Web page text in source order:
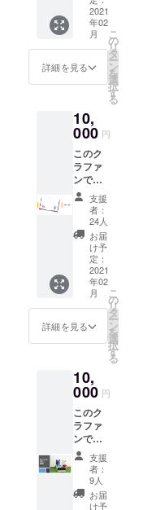
の上、
支援を
お願い
いたし
ます。
のクラ
ウド
ファン
ディン
グで
は、支
ターン
になり
ますの
で、一
般に販
売され
ている
物より
高くな
ります
ことを
ご了承
の上、
支援を
お願い
いたし
ます。
い。
fromao
ooさん
の素敵
なス
トー
リー、
プトな
どにつ
いて、
詳細は
HPで！
展示会
もあり
ます。
https://f
romaoo
o.store
s.jp な
お、こ
のクラ
ウド
ファン
ディン
グで
ねたリ
ターン
になり
ますの
で、一
般に販
売され
ている
物より
高くな
ります
や植物
が囲ん
でいま
しょ
う？ 色
赤の2
色。ど
ちらが
良いか
備考欄
に記入
してく
ださい
ね。 発
送は
NPO法
人Re
ジョブ
大阪か
らいた
す。 な
お、在
係で、
発送が
遅れる
ものも
ありま
す。あ
らかじ
めご了
承くだ
さい。
以下
す。
ベー
シック
デザイ
白、
黒、ネ
ワイン
レッ
ド、マ
スター
ド、ラ
イトブ
ルー、
レー、
モスグ
リー
ン、ピ
ンク、
生成
リーン
の11
ディー
スの白
とネイ
ビーの2
色から
お好き
な色を
選べま
す。
ベー
画配信
サイト
での
URLを
お伝え
になり
ますの
ンター
ネット
で動画
配信サ
イトが
見られ
る環境
である
ことが
条件と
なりま
す。た
動画は
不要、
いとい
う場合
は、備
考欄に
その旨
を記載
してく
ださ
い。 な
お、こ
また、
講演内
容は、
高次脳
機能障
限りま
す。 講
は60分
程度で
お願い
しま
す。 講
演開催
期間：
2021年
6月まで
会を主
催する
権利1回
分で
す。 講
演はオ
いま
す。 打
ち合わ
せは
NPO法
人Re
ジョブ
大阪を
通じて
メール
で行い
ます。
また、
講演内
容は、
高次脳
機能障
限りま
す。 講
は60分
程度で
お願い
しま
す。 講
演開催
期間：
2021年
2021
年02
月
詳細を見る
こ
の
リ
タ
ー
ン
を
選
択
す
る
10,
000 円
このク
ラファ
ンで作
る冊子1
年分 こ
のクラ
ファン
で集め
た資金
で作ら
れ、
2021年
2月に第
1号を発
行する
冊1,000
円で、
年間だ
と
12,000
円にな
ります
が、こ
の1年分
を
10,000
支援
者：
24人
お届
け予
定：
2021
年02
月
詳細を見る
こ
の
リ
タ
ー
ン
を
選
択
す
る
10,
000 円
このク
ラファ
ンで作
るWEB
サイト
で始ま
るオン
ライン
支援
者：
9人
お届
け予